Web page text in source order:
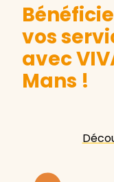
vos
avec
Mans !